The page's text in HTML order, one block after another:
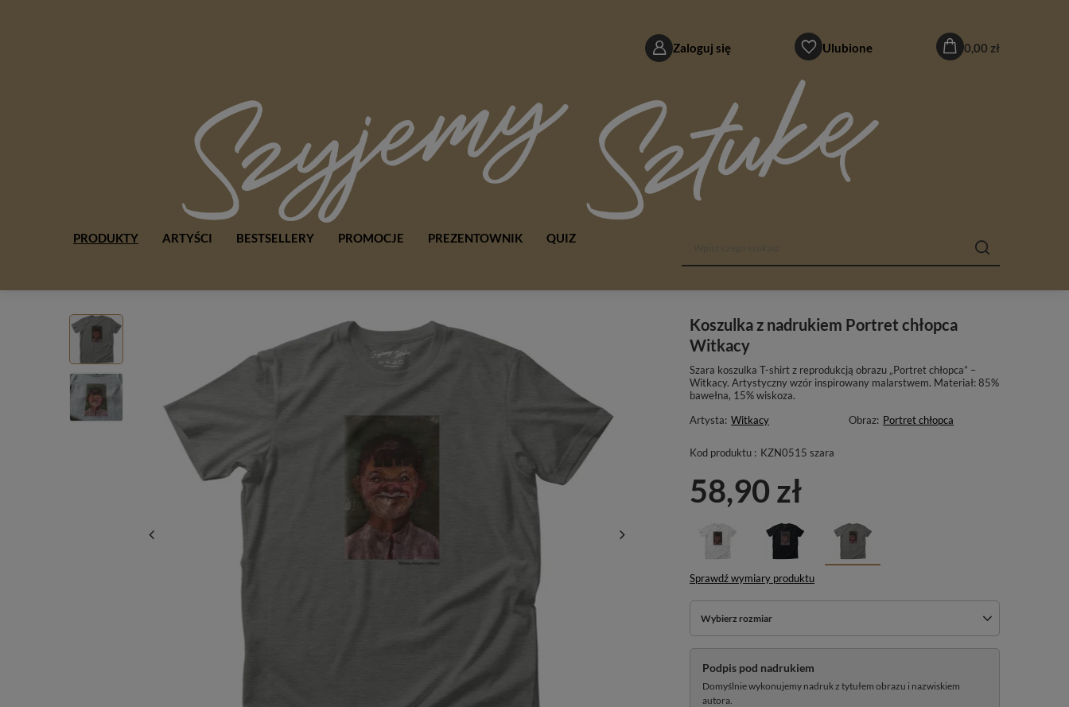
Zaloguj się Ulubione 0,00 zł
PRODUKTY ARTYŚCI BESTSELLERY PROMOCJE PREZENTOWNIK QUIZ
Koszulka z nadrukiem Portret chłopca
Witkacy
Szara koszulka T-shirt z reprodukcją obrazu „Portret chłopca” –
Witkacy. Artystyczny wzór inspirowany malarstwem. Materiał: 85%
bawełna, 15% wiskoza.
Artysta: Witkacy Obraz: Portret chłopca
Kod produktu : KZN0515 szara
58,90 zł
Sprawdź wymiary produktu
Wybierz rozmiar
Podpis pod nadrukiem
Domyślnie wykonujemy nadruk z tytułem obrazu i nazwiskiem
autora.